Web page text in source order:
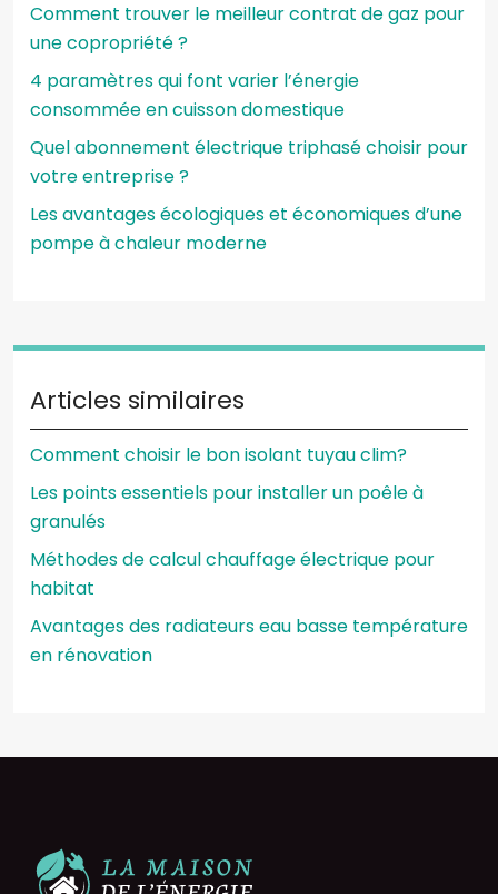
Comment trouver le meilleur contrat de gaz pour
une copropriété ?
4 paramètres qui font varier l’énergie
consommée en cuisson domestique
Quel abonnement électrique triphasé choisir pour
votre entreprise ?
Les avantages écologiques et économiques d’une
pompe à chaleur moderne
Articles similaires
Comment choisir le bon isolant tuyau clim?
Les points essentiels pour installer un poêle à
granulés
Méthodes de calcul chauffage électrique pour
habitat
Avantages des radiateurs eau basse température
en rénovation